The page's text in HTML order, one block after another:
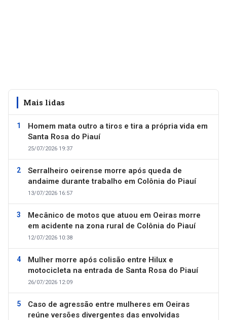
Mais lidas
Homem mata outro a tiros e tira a própria vida em
Santa Rosa do Piauí
25/07/2026 19:37
Serralheiro oeirense morre após queda de
andaime durante trabalho em Colônia do Piauí
13/07/2026 16:57
Mecânico de motos que atuou em Oeiras morre
em acidente na zona rural de Colônia do Piauí
12/07/2026 10:38
Mulher morre após colisão entre Hilux e
motocicleta na entrada de Santa Rosa do Piauí
26/07/2026 12:09
Caso de agressão entre mulheres em Oeiras
reúne versões divergentes das envolvidas